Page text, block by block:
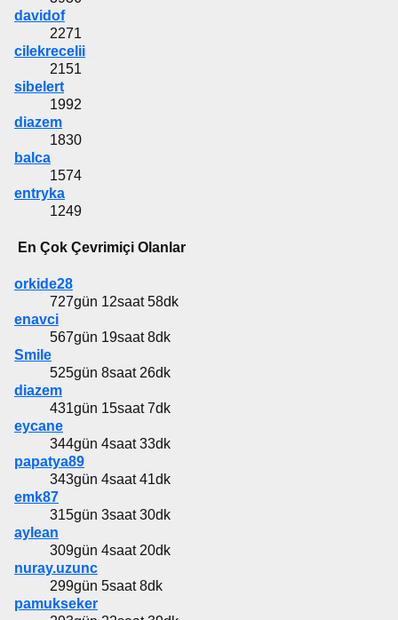
davidof
2271
cilekrecelii
2151
sibelert
1992
diazem
1830
balca
1574
entryka
1249
En Çok Çevrimiçi Olanlar
orkide28
727gün 12saat 58dk
enavci
567gün 19saat 8dk
Smile
525gün 8saat 26dk
diazem
431gün 15saat 7dk
eycane
344gün 4saat 33dk
papatya89
343gün 4saat 41dk
emk87
315gün 3saat 30dk
aylean
309gün 4saat 20dk
nuray.uzunc
299gün 5saat 8dk
pamukseker